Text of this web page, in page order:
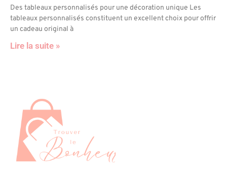
Des tableaux personnalisés pour une décoration unique Les
tableaux personnalisés constituent un excellent choix pour offrir
un cadeau original à
Lire la suite »